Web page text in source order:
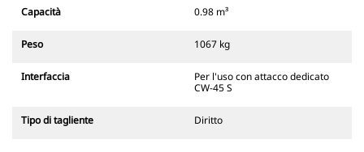
Cat sono compatibili con gli
gli escavatori gommati. Sono
larghezze per scavo di fossati.
sistema di attacco dedicato CW
Capacità 0.98 m³
Peso 1067 kg
Interfaccia
Per l'uso con attacco dedicato
CW-45 S
Tipo di tagliente Diritto